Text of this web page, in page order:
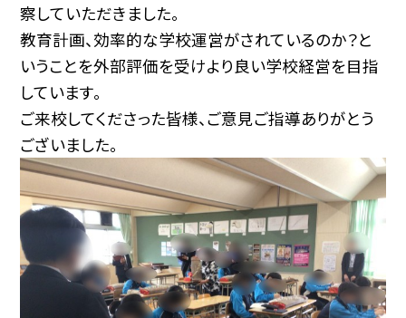
察していただきました。
教育計画、効率的な学校運営がされているのか？と
いうことを外部評価を受けより良い学校経営を目指
しています。
ご来校してくださった皆様、ご意見ご指導ありがとう
ございました。